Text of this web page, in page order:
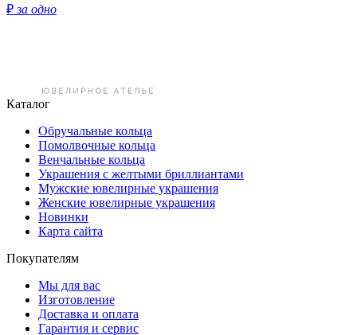
₽за одно
Каталог
Обручальные кольца
Помолвочные кольца
Венчальные кольца
Украшения с желтыми бриллиантами
Мужские ювелирные украшения
Женские ювелирные украшения
Новинки
Карта сайта
Покупателям
Мы для вас
Изготовление
Доставка и оплата
Гарантия и сервис